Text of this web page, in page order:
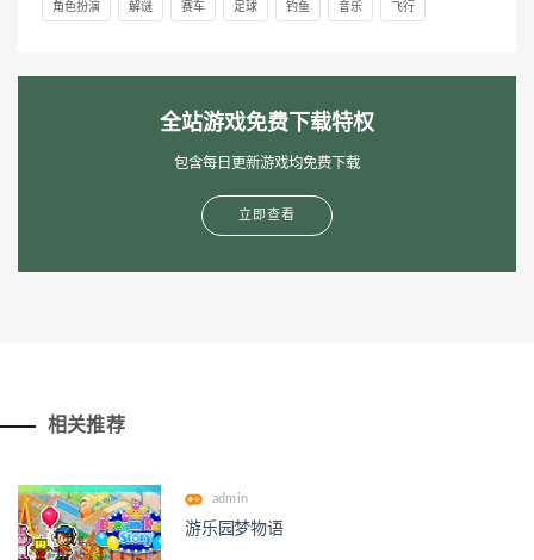
角色扮演 解谜 赛车 足球 钓鱼 音乐 飞行
全站游戏免费下载特权
包含每日更新游戏均免费下载
立即查看
相关推荐
admin
游乐园梦物语